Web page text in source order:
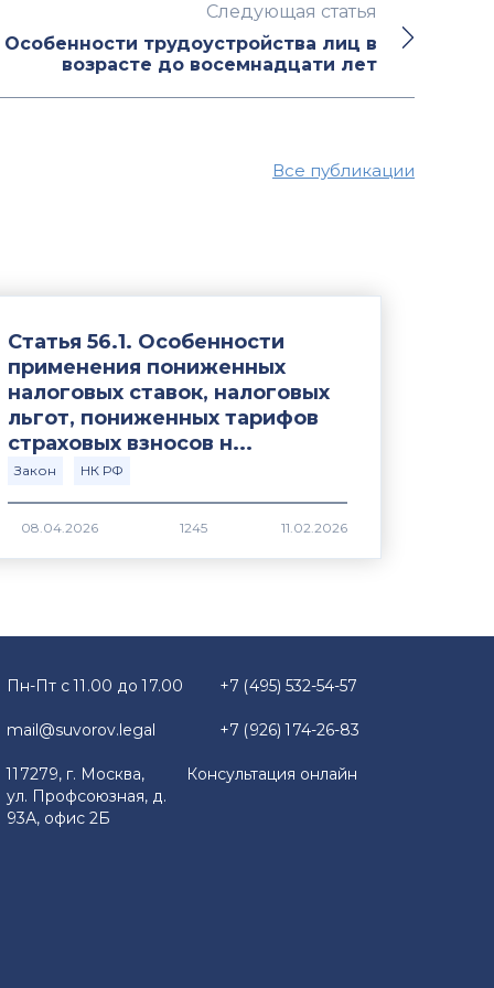
Следующая статья
Особенности трудоустройства лиц в
возрасте до восемнадцати лет
Все публикации
Статья 56.1. Особенности
применения пониженных
налоговых ставок, налоговых
льгот, пониженных тарифов
страховых взносов н...
Закон НК РФ
1245
Пн-Пт с 11.00 до 17.00
mail@suvorov.legal
117279, г. Москва,
ул. Профсоюзная, д.
93А, офис 2Б
+7 (495) 532-54-57
+7 (926) 174-26-83
Консультация онлайн